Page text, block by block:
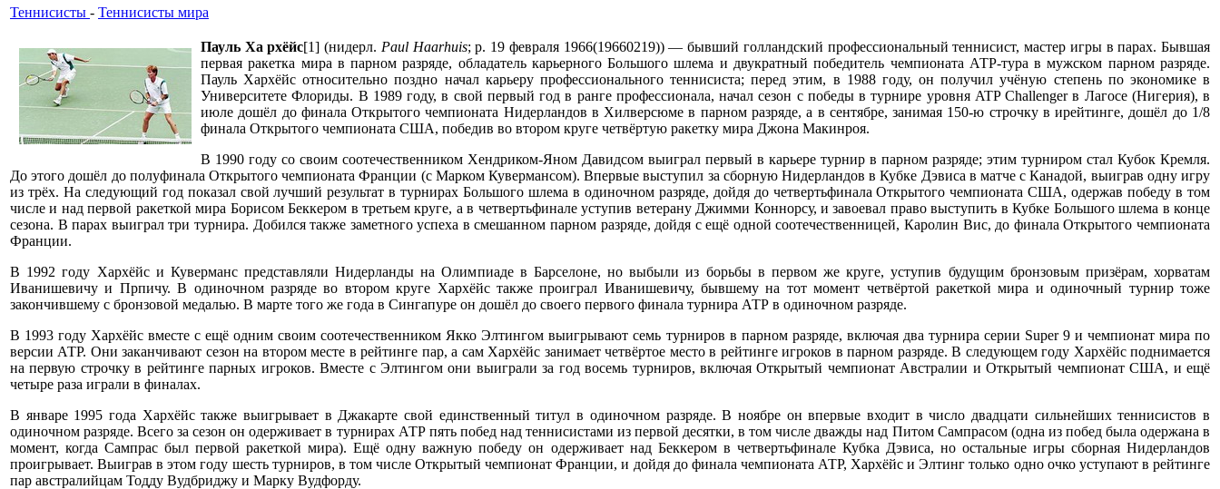
Теннисисты - Теннисисты мира
Пауль Ха рхёйс[1] (нидерл. Paul Haarhuis; р. 19 февраля 1966(19660219)) — бывший голландский профессиональный теннисист, мастер игры в парах. Бывшая
первая ракетка мира в парном разряде, обладатель карьерного Большого шлема и двукратный победитель чемпионата АТР-тура в мужском парном разряде.
Пауль Хархёйс относительно поздно начал карьеру профессионального теннисиста; перед этим, в 1988 году, он получил учёную степень по экономике в
Университете Флориды. В 1989 году, в свой первый год в ранге профессионала, начал сезон с победы в турнире уровня ATP Challenger в Лагосе (Нигерия), в
июле дошёл до финала Открытого чемпионата Нидерландов в Хилверсюме в парном разряде, а в сентябре, занимая 150-ю строчку в ирейтинге, дошёл до 1/8
финала Открытого чемпионата США, победив во втором круге четвёртую ракетку мира Джона Макинроя.
В 1990 году со своим соотечественником Хендриком-Яном Давидсом выиграл первый в карьере турнир в парном разряде; этим турниром стал Кубок Кремля.
До этого дошёл до полуфинала Открытого чемпионата Франции (с Марком Кувермансом). Впервые выступил за сборную Нидерландов в Кубке Дэвиса в матче с Канадой, выиграв одну игру
из трёх. На следующий год показал свой лучший результат в турнирах Большого шлема в одиночном разряде, дойдя до четвертьфинала Открытого чемпионата США, одержав победу в том
числе и над первой ракеткой мира Борисом Беккером в третьем круге, а в четвертьфинале уступив ветерану Джимми Коннорсу, и завоевал право выступить в Кубке Большого шлема в конце
сезона. В парах выиграл три турнира. Добился также заметного успеха в смешанном парном разряде, дойдя с ещё одной соотечественницей, Каролин Вис, до финала Открытого чемпионата
Франции.
В 1992 году Хархёйс и Куверманс представляли Нидерланды на Олимпиаде в Барселоне, но выбыли из борьбы в первом же круге, уступив будущим бронзовым призёрам, хорватам
Иванишевичу и Прпичу. В одиночном разряде во втором круге Хархёйс также проиграл Иванишевичу, бывшему на тот момент четвёртой ракеткой мира и одиночный турнир тоже
закончившему с бронзовой медалью. В марте того же года в Сингапуре он дошёл до своего первого финала турнира АТР в одиночном разряде.
В 1993 году Хархёйс вместе с ещё одним своим соотечественником Якко Элтингом выигрывают семь турниров в парном разряде, включая два турнира серии Super 9 и чемпионат мира по
версии АТР. Они заканчивают сезон на втором месте в рейтинге пар, а сам Хархёйс занимает четвёртое место в рейтинге игроков в парном разряде. В следующем году Хархёйс поднимается
на первую строчку в рейтинге парных игроков. Вместе с Элтингом они выиграли за год восемь турниров, включая Открытый чемпионат Австралии и Открытый чемпионат США, и ещё
четыре раза играли в финалах.
В январе 1995 года Хархёйс также выигрывает в Джакарте свой единственный титул в одиночном разряде. В ноябре он впервые входит в число двадцати сильнейших теннисистов в
одиночном разряде. Всего за сезон он одерживает в турнирах АТР пять побед над теннисистами из первой десятки, в том числе дважды над Питом Сампрасом (одна из побед была одержана в
момент, когда Сампрас был первой ракеткой мира). Ещё одну важную победу он одерживает над Беккером в четвертьфинале Кубка Дэвиса, но остальные игры сборная Нидерландов
проигрывает. Выиграв в этом году шесть турниров, в том числе Открытый чемпионат Франции, и дойдя до финала чемпионата АТР, Хархёйс и Элтинг только одно очко уступают в рейтинге
пар австралийцам Тодду Вудбриджу и Марку Вудфорду.